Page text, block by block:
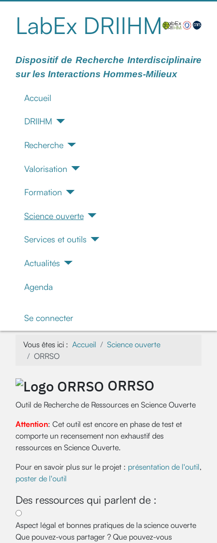
LabEx DRIIHM
Dispositif de Recherche Interdisciplinaire
sur les Interactions Hommes-Milieux
Accueil
DRIIHM
Recherche
Valorisation
Formation
Science ouverte
Services et outils
Actualités
Agenda
Se connecter
Vous êtes ici : Accueil
Science ouverte
ORRSO
ORRSO
Outil de Recherche de Ressources en Science Ouverte
Attention: Cet outil est encore en phase de test et
comporte un recensement non exhaustif des
ressources en Science Ouverte.
Pour en savoir plus sur le projet : présentation de l'outil,
poster de l'outil
Des ressources qui parlent de :
Aspect légal et bonnes pratiques de la science ouverte
Que pouvez-vous partager ? Que pouvez-vous